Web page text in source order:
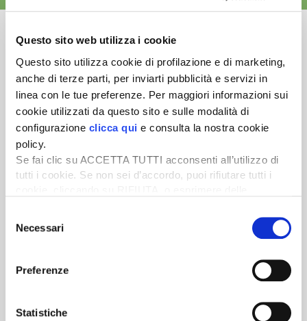
Questo sito web utilizza i cookie
Questo sito utilizza cookie di profilazione e di marketing,
anche di terze parti, per inviarti pubblicità e servizi in
linea con le tue preferenze. Per maggiori informazioni sui
cookie utilizzati da questo sito e sulle modalità di
configurazione clicca qui e consulta la nostra cookie
policy.
Se fai clic su ACCETTA TUTTI acconsenti all’utilizzo di
tutti i cookie. Se non sei d’accordo, puoi rifiutare tutti i
desideri accettare e cliccando ACCETTA SELEZIONATI.
delNecessari
Preferenze
Statistiche
Newsletter
Scopri un servizio d'informazione di alta qualità. Tagliato sulle tue
esigenze.